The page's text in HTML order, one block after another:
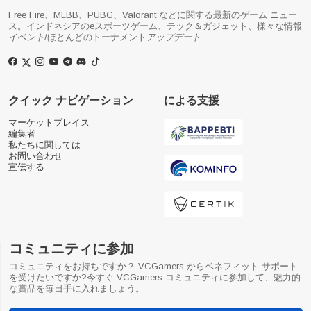
Free Fire、MLBB、PUBG、Valorant などに関する最新のゲーム ニュー
ス。インドネシアのeスポーツゲーム、テック＆ガジェット、様々な情報
イベント/ほとんどのトーナメント アップデート
クイック ナビゲーション
マーケットプレイス
編集者
私たちに関しては
お問い合わせ
宣伝する
による支援
コミュニティに参加
コミュニティをお持ちですか？ VCGamers からベネフィット サポート
を受けたいですか?今すぐ VCGamers コミュニティに参加して、魅力的
な賞品を毎日手に入れましょう。